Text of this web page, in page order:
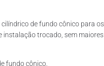
de fundo cônico para os
instalação trocado, sem maiores
fundo cônico.